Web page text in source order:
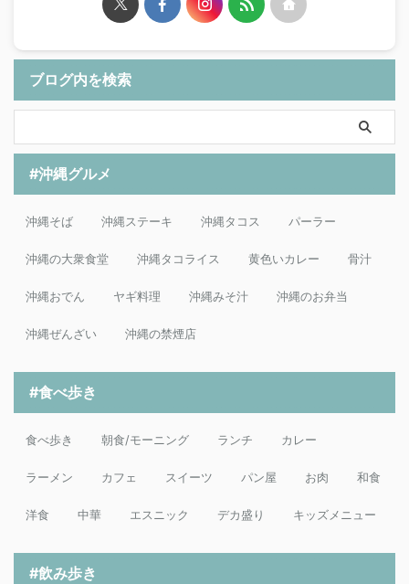
ブログ内を検索
#沖縄グルメ
沖縄そば 沖縄ステーキ 沖縄タコス パーラー
沖縄の大衆食堂 沖縄タコライス 黄色いカレー 骨汁
沖縄おでん ヤギ料理 沖縄みそ汁 沖縄のお弁当
沖縄ぜんざい 沖縄の禁煙店
#食べ歩き
食べ歩き 朝食/モーニング ランチ カレー
ラーメン カフェ スイーツ パン屋 お肉 和食
洋食 中華 エスニック デカ盛り キッズメニュー
#飲み歩き